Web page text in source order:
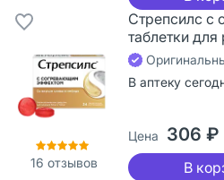
16 отзывов
Стрепсилс с
таблетки
В аптеку
Цена 306 ₽
В